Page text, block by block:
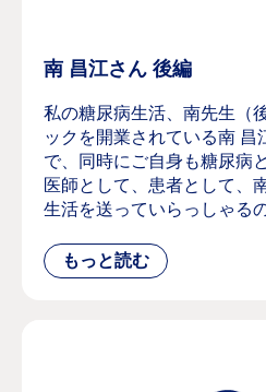
南 昌江さん 後編
私の糖尿病生活、南先生（
ックを開業されている南
で、同時にご自身も糖尿病
医師として、患者として、
生活を送っていらっしゃる